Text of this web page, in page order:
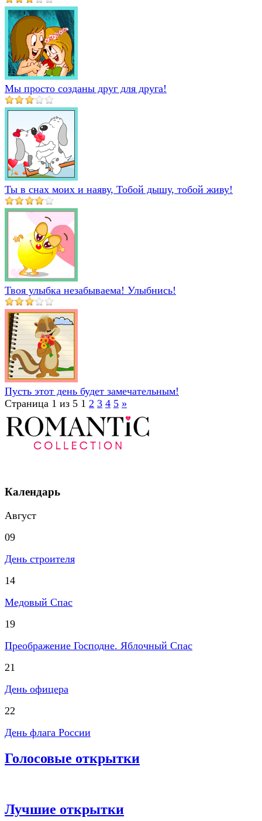
Мы просто созданы друг для друга!
Ты в снах моих и наяву, Тобой дышу, тобой живу!
Твоя улыбка незабываема! Улыбнись!
Пусть этот день будет замечательным!
Страница 1 из 5 1 2 3 4 5 »
Календарь
Август
09
День строителя
14
Медовый Спас
19
Преображение Господне. Яблочный Спас
21
День офицера
22
День флага России
Голосовые открытки
Лучшие открытки